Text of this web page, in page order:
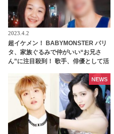
2023.4.2
超イケメン！ BABYMONSTER パリ
タ、家族ぐるみで仲がいい“お兄さ
ん”に注目殺到！ 歌手、俳優として活
NEWS